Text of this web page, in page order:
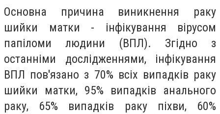
Основна причина виникнення раку
шийки матки - інфікування вірусом
папіломи людини (ВПЛ). Згідно з
останніми дослідженнями, інфікування
ВПЛ пов'язано з 70% всіх випадків раку
шийки матки, 95% випадків анального
раку, 65% випадків раку піхви, 60%